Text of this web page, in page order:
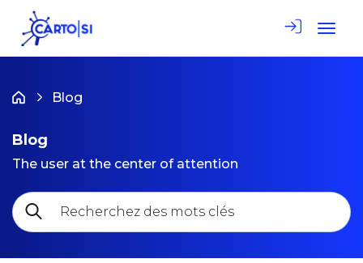
Blog
Blog
The user at the center of attention